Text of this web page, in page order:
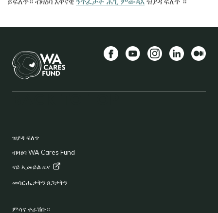
ዝያዳ ፍለጥ
ብዛዕባ WA Cares Fund
ናይ ኢመይልዜና
መሳርሒታትን ጸጋታትን
ምሳና ተራኸቡ።